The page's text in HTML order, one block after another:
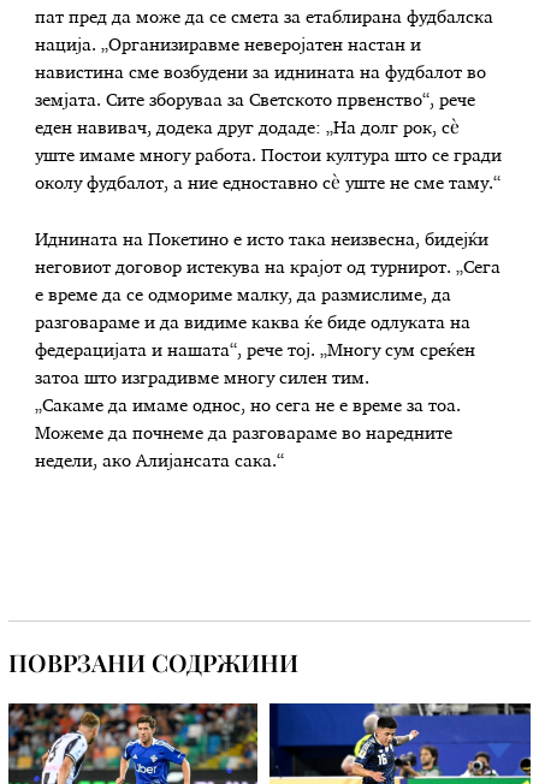
пат пред да може да се смета за етаблирана фудбалска
нација. „Организиравме неверојатен настан и
навистина сме возбудени за иднината на фудбалот во
земјата. Сите зборуваа за Светското првенство“, рече
еден навивач, додека друг додаде: „На долг рок, сè
уште имаме многу работа. Постои култура што се гради
околу фудбалот, а ние едноставно сè уште не сме таму.“
Иднината на Покетино е исто така неизвесна, бидејќи
неговиот договор истекува на крајот од турнирот. „Сега
е време да се одмориме малку, да размислиме, да
разговараме и да видиме каква ќе биде одлуката на
федерацијата и нашата“, рече тој. „Многу сум среќен
затоа што изградивме многу силен тим.
„Сакаме да имаме однос, но сега не е време за тоа.
Можеме да почнеме да разговараме во наредните
недели, ако Алијансата сака.“
ПОВРЗАНИ СОДРЖИНИ